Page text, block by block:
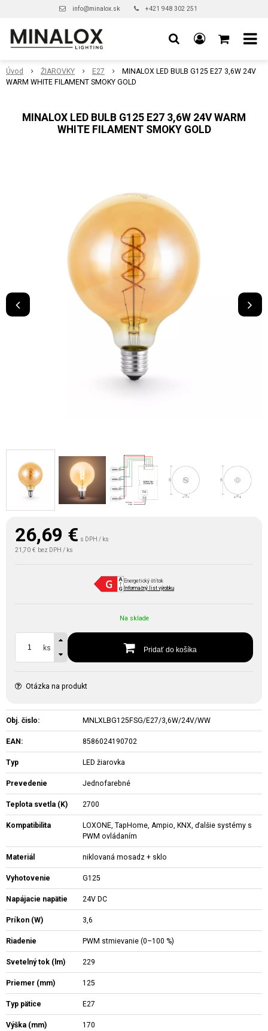
info@minalox.sk +421 948 302 251
Úvod ŽIAROVKY E27
MINALOX LED BULB G125 E27 3,6W 24V
WARM WHITE FILAMENT SMOKY GOLD
MINALOX LED BULB G125 E27 3,6W 24V WARM
WHITE FILAMENT SMOKY GOLD
26,69 € s DPH / ks
21,70 € bez DPH / ks
Energetický štítok
Informačný list výrobku
Na sklade
ks Pridať do košíka
Otázka na produkt
Obj. čislo: MNLXLBG125FSG/E27/3,6W/24V/WW
EAN: 8586024190702
Typ LED žiarovka
Prevedenie Jednofarebné
Teplota svetla (K) 2700
Kompatibilita
LOXONE, TapHome, Ampio, KNX, ďalšie systémy s
PWM ovládaním
Materiál niklovaná mosadz + sklo
Vyhotovenie G125
Napájacie napätie 24V DC
Príkon (W) 3,6
Riadenie PWM stmievanie (0–100 %)
Svetelný tok (lm) 229
Priemer (mm) 125
Typ pätice E27
Výška (mm) 170